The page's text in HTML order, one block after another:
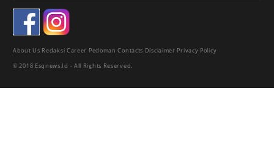
About Us Redaksi Career Pedoman Contacts Disclaimer Privacy Policy
© 2018 Esqnews.id - All Rights Reserved.